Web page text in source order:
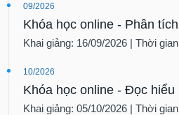
09/2026
Khóa học online - Phân
Khai giảng: 16/09/2026 | Thời
10/2026
Khóa học online - Đọc hiểu
Khai giảng: 05/10/2026 | Thời